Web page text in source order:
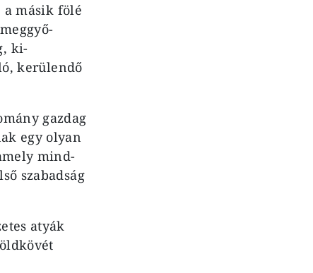
a másik fölé
ki­
kerü­lendő
gazdag
egy olyan
mind­
szabadság
atyák